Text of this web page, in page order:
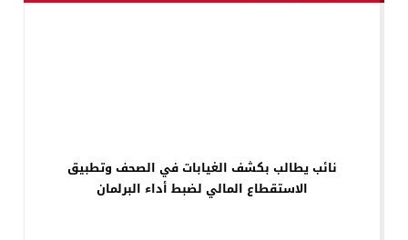
نائب يطالب بكشف الغيابات في الصحف وتطبيق
الاستقطاع المالي لضبط أداء البرلمان